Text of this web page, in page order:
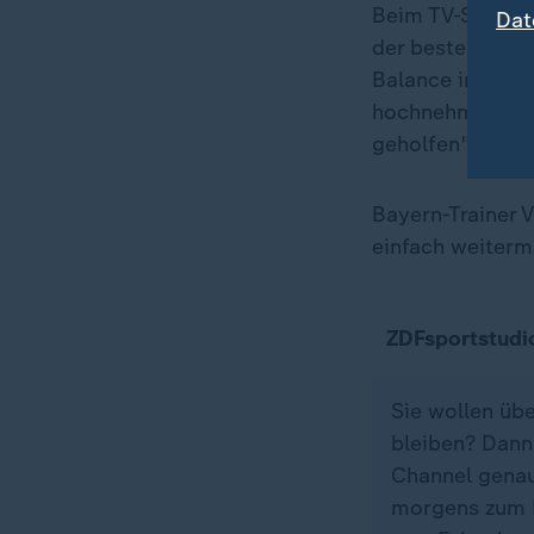
Beim TV-
der beste
Balance im
hochnehmen
geholfen", sagte
Bayern-Trainer
einfach
Sie wollen
bleiben?
Channel
morgens